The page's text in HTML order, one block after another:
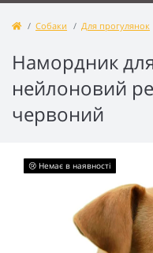
Собаки Для прогулянок
Намордник
нейлоновий
червоний
😢 Немає в наявності